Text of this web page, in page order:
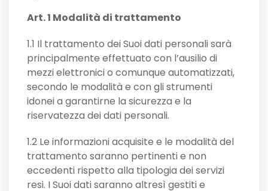
Art. 1 Modalità di trattamento
1.1 Il trattamento dei Suoi dati personali sarà
principalmente effettuato con l’ausilio di
mezzi elettronici o comunque automatizzati,
secondo le modalità e con gli strumenti
idonei a garantirne la sicurezza e la
riservatezza dei dati personali.
1.2 Le informazioni acquisite e le modalità del
trattamento saranno pertinenti e non
eccedenti rispetto alla tipologia dei servizi
resi. I Suoi dati saranno altresì gestiti e